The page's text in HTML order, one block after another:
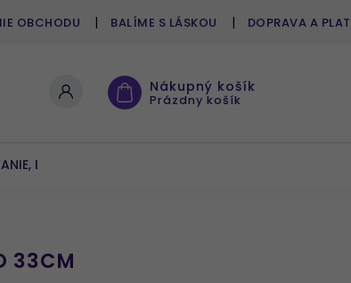
OBCHODU BALÍME S LÁSKOU DOPRAVA A
Nákupný košík
Prázdny košík
DEKOROVANIE
33CM